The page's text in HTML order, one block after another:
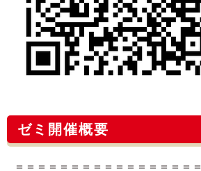
ゼミ開催概要
＝＝＝＝＝＝＝＝＝＝＝＝＝＝＝＝